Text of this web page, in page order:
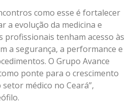
como esse é fortalecer
a evolução da medicina e
tenham acesso às
a segurança, a performance e
O Grupo Avance
ponte para o crescimento
médico no Ceará”,